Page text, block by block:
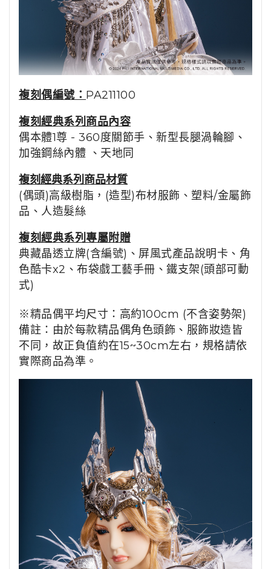
複刻偶編號： PA211100
複刻經典系列商品內容
偶本體1尊 - 360度關節手、新型長腿渦輪腳、
加強鋼絲內體 、天地同
複刻經典系列商品材質
(偶頭)高級樹脂，(造型)布材服飾、塑料/金屬飾
品、人造髮絲
複刻經典系列專屬附贈
典藏晶透立牌(含編號)、屏風式產品說明卡、角
色酷卡x2、布袋戲工藝手冊、 鐵支架(頭部可動
式)
※精品偶平均尺寸：高約100cm (不含姿勢架)
備註：由於每款精品偶角色頭飾、服飾妝造皆
不同，故正負值約在15~30cm左右，規格請依
實際商品為準。